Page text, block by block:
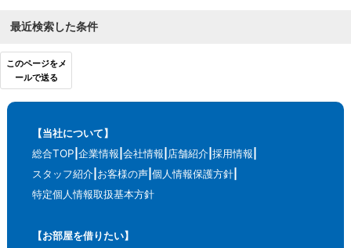
最近検索した条件
このページをメ
ールで送る
【当社について】
総合TOP 企業情報 会社情報 店舗紹介 採用情報
スタッフ紹介 お客様の声 個人情報保護方針
特定個人情報取扱基本方針
【お部屋を借りたい】